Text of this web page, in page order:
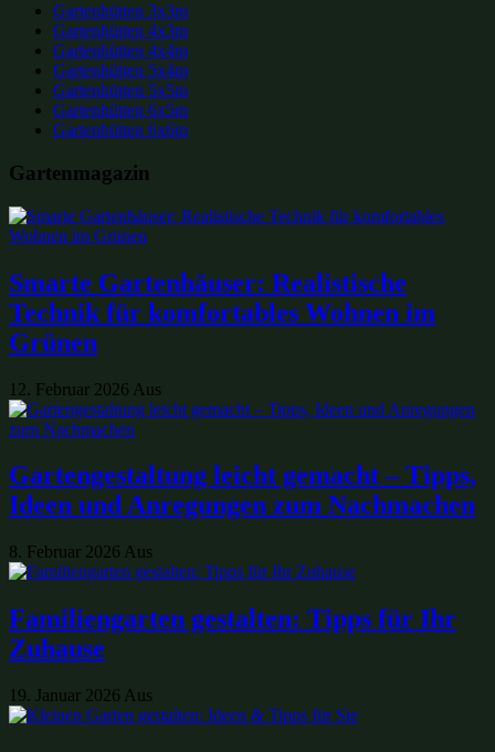
Gartenhütten 3x3m
Gartenhütten 4x3m
Gartenhütten 4x4m
Gartenhütten 5x4m
Gartenhütten 5x5m
Gartenhütten 6x5m
Gartenhütten 6x6m
Gartenmagazin
Smarte Gartenhäuser: Realistische
Technik für komfortables Wohnen im
Grünen
12. Februar 2026 Aus
Gartengestaltung leicht gemacht – Tipps,
Ideen und Anregungen zum Nachmachen
8. Februar 2026 Aus
Familiengarten gestalten: Tipps für Ihr
Zuhause
19. Januar 2026 Aus